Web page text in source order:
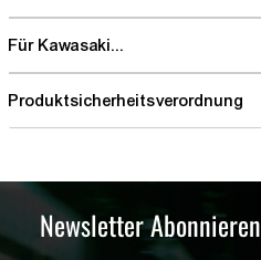
Für Kawasaki...
Produktsicherheitsverordnung
Newsletter Abonnieren